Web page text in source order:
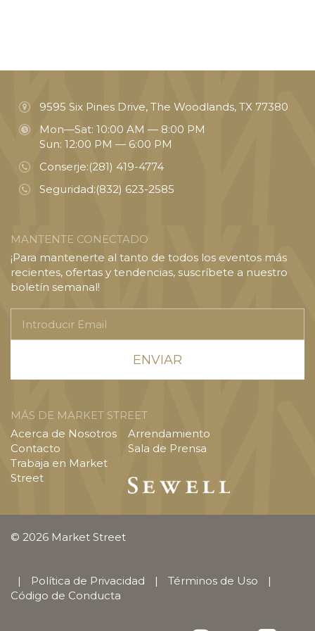
9595 Six Pines Drive, The Woodlands, TX 77380
Mon—Sat: 10:00 AM — 8:00 PM
Sun: 12:00 PM — 6:00 PM
Conserje:(281) 419-4774
Seguridad:(832) 623-2585
MANTENTE CONECTADO
¡Para mantenerte al tanto de todos los eventos más
recientes, ofertas y tendencias, suscríbete a nuestro
boletín semanal!
Email
MÁS DE MARKET STREET
Acerca de Nosotros
Contacto
Trabaja en Market
Street
Arrendamiento
Sala de Prensa
© 2026 Market Street
| Política de Privacidad | Términos de Uso
|
Código de Conducta